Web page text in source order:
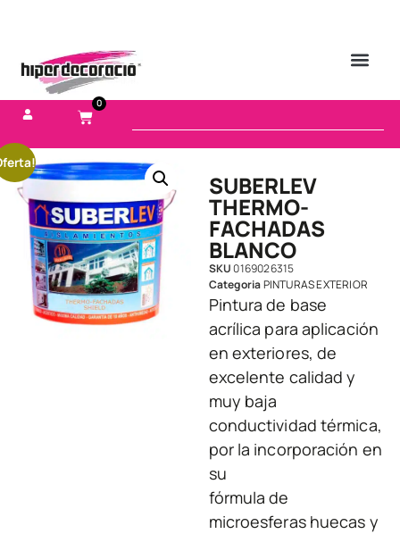
0
SUBERLEV
THERMO-
FACHADAS
BLANCO
SKU0169026315
CategoriaPINTURAS EXTERIOR
Pintura de base
acrílica para aplicación
en exteriores, de
excelente calidad y
muy baja
conductividad térmica,
por la incorporación en
su
fórmula de
microesferas huecas y